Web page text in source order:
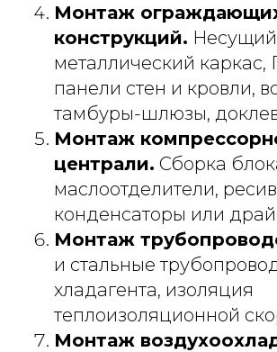
Монтаж
конструкций. Несущий
металлический
панели стен и кровли,
тамбуры-шлюзы,
Монтаж
централи. Сборка
маслоотделители,
конденсаторы или
Монтаж
и стальные
хладагента, изоляция
теплоизоляционной
Монтаж